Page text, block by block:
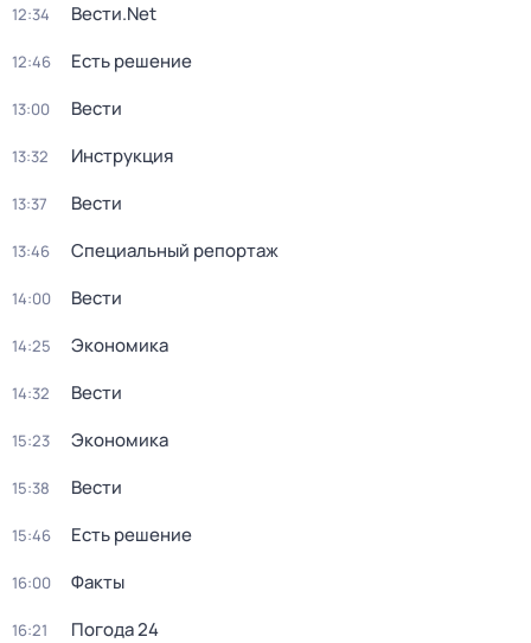
12:34 Вести.Net
12:46 Есть решение
13:00 Вести
13:32 Инструкция
13:37 Вести
13:46 Специальный репортаж
14:00 Вести
14:25 Экономика
14:32 Вести
15:23 Экономика
15:38 Вести
15:46 Есть решение
16:00 Факты
16:21 Погода 24